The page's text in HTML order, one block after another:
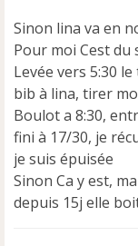
Sinon lina va en
Pour moi Cest
Levée vers 5:30
bib à lina, tirer
Boulot a 8:30,
fini à 17/30, je
je suis épuisée
Sinon Ca y est,
depuis 15j elle